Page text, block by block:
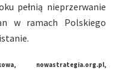
pełnią nieprzerwanie
w ramach Polskiego
nowastrategia.org.pl,